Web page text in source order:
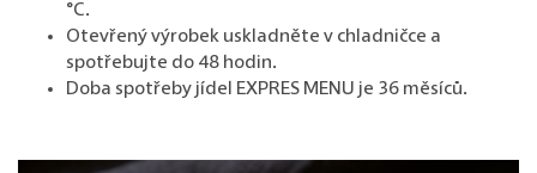
°C.
Otevřený výrobek uskladněte v chladničce a
spotřebujte do 48 hodin.
Doba spotřeby jídel EXPRES MENU je 36 měsíců.